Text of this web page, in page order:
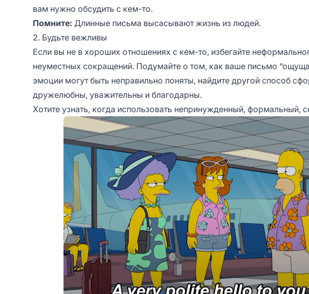
вам нужно обсудить с кем-то.
Помните: Длинные письма высасывают жизнь из людей.
2. Будьте вежливы
Если вы не в хороших отношениях с кем-то, избегайте
неуместных сокращений. Подумайте о том, как ваше письмо
эмоции могут быть неправильно поняты, найдите другой способ
дружелюбны, уважительны и благодарны.
Хотите узнать, когда использовать непринужденный, формальный,